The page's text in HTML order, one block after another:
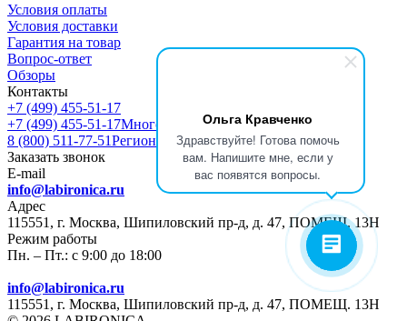
Ольга Кравченко
Здравствуйте! Готова помочь
вам. Напишите мне, если у
вас появятся вопросы.
Условия оплаты
Условия доставки
Гарантия на товар
Вопрос-ответ
Обзоры
Контакты
+7 (499) 455-51-17
+7 (499) 455-51-17Многоканальный
8 (800) 511-77-51Регионы РФ
Заказать звонок
E-mail
info@labironica.ru
Адрес
115551, г. Москва, Шипиловский пр-д, д. 47, ПОМЕЩ. 13Н
Режим работы
Пн. – Пт.: с 9:00 до 18:00
info@labironica.ru
115551, г. Москва, Шипиловский пр-д, д. 47, ПОМЕЩ. 13Н